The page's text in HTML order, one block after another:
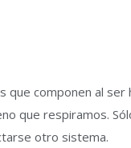
que componen al
que respiramos.
otro sistema.